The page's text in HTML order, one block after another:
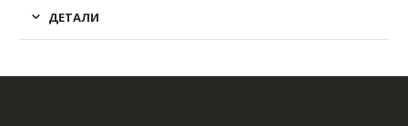
ДЕТАЛИ